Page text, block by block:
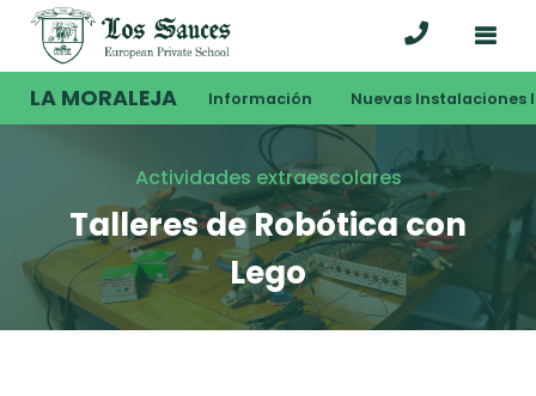
LA MORALEJA Información Nuevas Instalaciones
Actividades extraescolares
Talleres de Robótica con
Lego